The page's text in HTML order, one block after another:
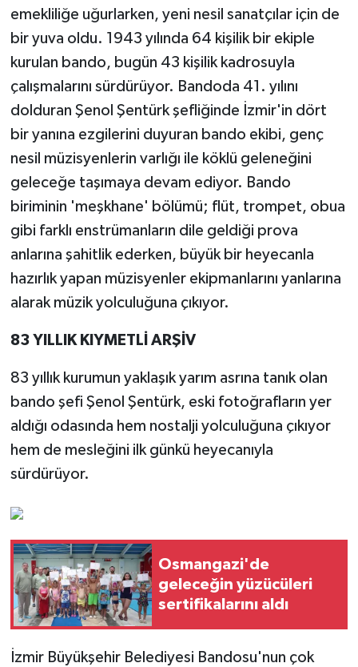
emekliliğe uğurlarken, yeni nesil sanatçılar için de
bir yuva oldu. 1943 yılında 64 kişilik bir ekiple
kurulan bando, bugün 43 kişilik kadrosuyla
çalışmalarını sürdürüyor. Bandoda 41. yılını
dolduran Şenol Şentürk şefliğinde İzmir'in dört
bir yanına ezgilerini duyuran bando ekibi, genç
nesil müzisyenlerin varlığı ile köklü geleneğini
geleceğe taşımaya devam ediyor. Bando
biriminin 'meşkhane' bölümü; flüt, trompet, obua
gibi farklı enstrümanların dile geldiği prova
anlarına şahitlik ederken, büyük bir heyecanla
hazırlık yapan müzisyenler ekipmanlarını yanlarına
alarak müzik yolculuğuna çıkıyor.
83 YILLIK KIYMETLİ ARŞİV
83 yıllık kurumun yaklaşık yarım asrına tanık olan
bando şefi Şenol Şentürk, eski fotoğrafların yer
aldığı odasında hem nostalji yolculuğuna çıkıyor
hem de mesleğini ilk günkü heyecanıyla
sürdürüyor.
Osmangazi'de
geleceğin yüzücüleri
sertifikalarını aldı
İzmir Büyükşehir Belediyesi Bandosu'nun çok